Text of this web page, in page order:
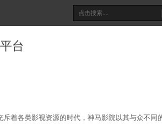
台
着各类影视资源的时代，神马影院以其与众不同